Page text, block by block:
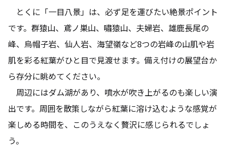
とくに「一目八景」は、必ず足を運びたい絶景ポイント
です。群猿山、鳶ノ巣山、嘯猿山、夫婦岩、雄鹿長尾の
峰、烏帽子岩、仙人岩、海望嶺など8つの岩峰の山肌や岩
肌を彩る紅葉がひと目で見渡せます。備え付けの展望台か
ら存分に眺めてください。
周辺にはダム湖があり、噴水が吹き上がるのも楽しい演
出です。周囲を散策しながら紅葉に溶け込むような感覚が
楽しめる時間を、このうえなく贅沢に感じられるでしょ
う。